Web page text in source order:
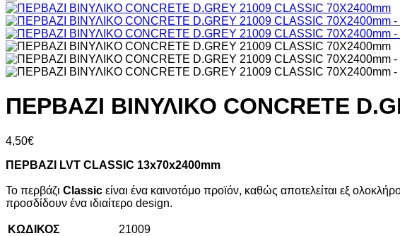
ΠΕΡΒΑΖΙ BIΝΥΛΙΚΟ CONCRETE
4,50€
ΠΕΡΒΑΖΙ
LVT CLASSIC 13x70x2400mm
Το περβάζι Classic είναι ένα καινοτόμο προϊόν, καθώς αποτελείται εξ
προσδίδουν ένα ιδιαίτερο design.
ΚΩΔΙΚΟΣ 21009